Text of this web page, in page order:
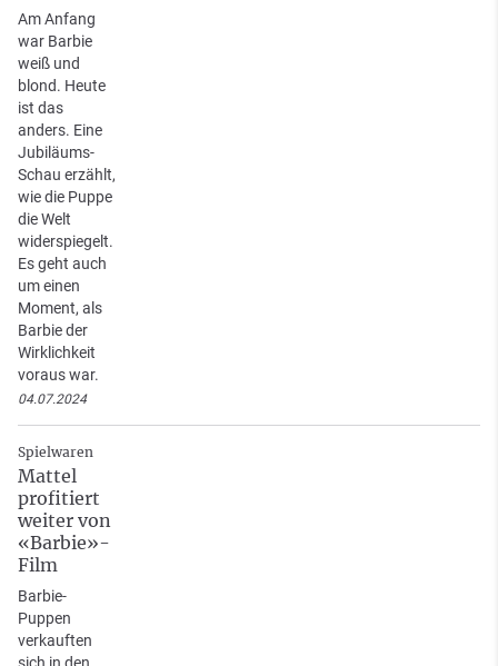
Am Anfang
war Barbie
weiß und
blond. Heute
ist das
anders. Eine
Jubiläums-
Schau erzählt,
wie die Puppe
die Welt
widerspiegelt.
Es geht auch
um einen
Moment, als
Barbie der
Wirklichkeit
voraus war.
04.07.2024
Spielwaren
Mattel
profitiert
weiter von
«Barbie»-
Film
Barbie-
Puppen
verkauften
sich in den